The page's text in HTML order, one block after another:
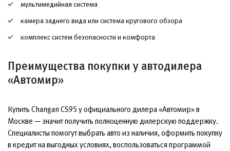
мультимедийная система
камера заднего вида или система кругового обзора
комплекс систем безопасности и комфорта
Преимущества покупки у автодилера
«Автомир»
Купить Changan CS95 у официального дилера «Автомир» в
Москве — значит получить полноценную дилерскую поддержку.
Специалисты помогут выбрать авто из наличия, оформить покупку
в кредит на выгодных условиях, воспользоваться программой